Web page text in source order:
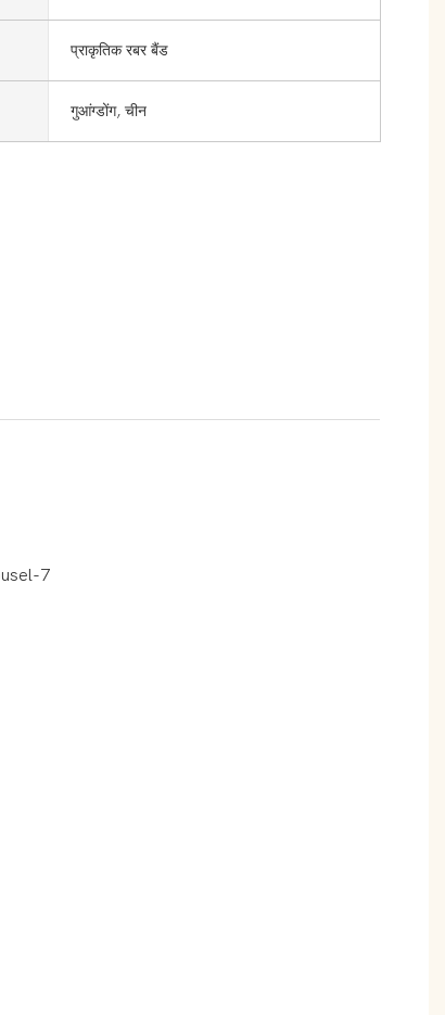
प्राकृतिक रबर बैंड
गुआंग्डोंग, चीन